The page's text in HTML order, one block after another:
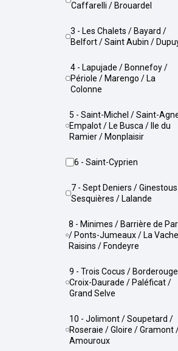
Caffarelli / Brouardel
3 - Les Chalets / Bayard /
Belfort / Saint Aubin /
4 - Lapujade / Bonnefoy /
Périole / Marengo / La
Colonne
5 - Saint-Michel / Saint-Agne /
Empalot / Le Busca / Ile du
Ramier / Monplaisir
6 - Saint-Cyprien
7 - Sept Deniers / Ginestous-
Sesquières / Lalande
8 - Minimes / Barrière de Paris
/ Ponts-Jumeaux / La
Raisins / Fondeyre
9 - Trois Cocus / Borderouge /
Croix-Daurade / Paléficat /
Grand Selve
10 - Jolimont / Soupetard /
Roseraie / Gloire / Gramont
Amouroux